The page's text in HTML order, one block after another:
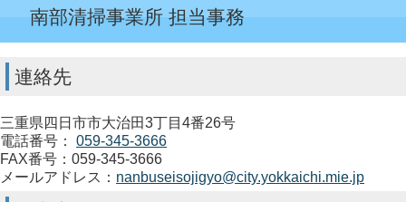
南部清掃事業所 担当事務
連絡先
三重県四日市市大治田3丁目4番26号
電話番号： 059-345-3666
FAX番号：059-345-3666
メールアドレス： nanbuseisojigyo@city.yokkaichi.mie.jp